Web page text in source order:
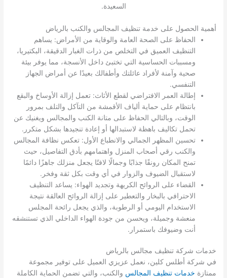
السعيدة.
أهمية الحصول على خدمة تنظيف المجالس والكنب بالرياض
الحفاظ على الصحة العامة والوقاية من الأمراض: يساهم
التنظيف العميق في التخلص من ذرات الغبار الدقيقة، البكتيريا،
ومسببات الحساسية التي تختبئ داخل الأنسجة، مما يوفر بيئة
صحية وآمنة لأفراد عائلتك وأطفالك بعيدًا عن أمراض الجهاز
التنفسي.
إطالة العمر الافتراضي لقطع الأثاث: تعمل إزالة الأوساخ والبقع
بانتظام على حماية ألياف الأقمشة من التآكل والتلف بمرور
الوقت، وبالتالي الحفاظ على متانة الكنب والمجالس ويغنيك عن
تحمل تكاليف باهظة لاستبدالها أو إعادة تنجيدها بشكل متكرر.
تحسين المظهر الجمالي والانطباع الأول: تعكس نظافة المجالس
والكنب رقي أصحاب المنزل واهتمامهم بأدق التفاصيل، حيث
تمنح المكان رونقًا جذابًا وجمالًا لافتًا يجعل منزلك جاهزًا دائمًا
لاستقبال الضيوف والزوار في أي وقت بكل ثقة وفخر.
القضاء على الروائح الكريهة وتجديد الهواء: يساعد التنظيف
الاحترافي بالبخار والتعطير على إزالة الروائح العالقة نتيجة
الاستخدام اليومي أو الرطوبة، والذي يجعل رائحة المجلس
منعشة وجميلة، ويحسن من جودة الهواء الداخلي الذي تستنشقه
أنت وضيوفك باستمرار.
خدمات شركة تنظيف مجالس بالرياض
في شركة أطلس كلين، نعمل عزيزي العميل على توفير مجموعة
ممتازة خدمات تنظيف المجالس والكنب، والتي تضمن الحماية الكاملة